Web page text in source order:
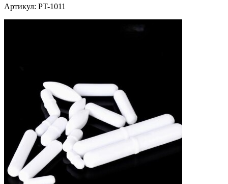
Артикул: PT-1011